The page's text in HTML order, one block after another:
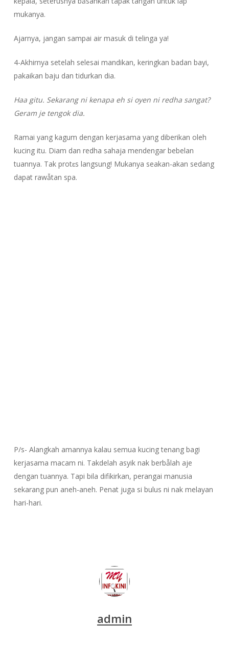
mukanya.
Ajarnya, jangan sampai air masuk di telinga ya!
4-Akhirnya setelah selesai mandikan, keringkan badan bayi,
pakaikan baju dan tidurkan dia.
Haa gitu. Sekarang ni kenapa eh si oyen ni redha sangat?
Geram je tengok dia.
Ramai yang kagum dengan kerjasama yang diberikan oleh
kucing itu. Diam dan redha sahaja mendengar bebelan
tuannya. Tak protɛs langsung! Mukanya seakan-akan sedang
dapat rawẫtan spa.
P/s- Alangkah amannya kalau semua kucing tenang bagi
kerjasama macam ni. Takdelah asyik nak berbẫlah aje
dengan tuannya. Tapi bila difikirkan, perangai manusia
sekarang pun aneh-aneh. Penat juga si bulus ni nak melayan
hari-hari.
admin